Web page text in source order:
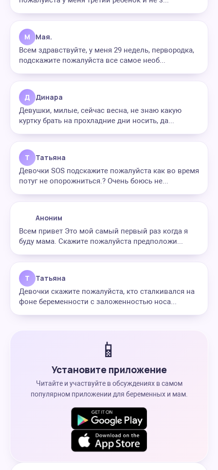
М Мая.
Всем здравствуйте, у меня 29 недель, первородка,
подскажите пожалуйста все самое необ...
Д Динара
Девушки, милые, сейчас весна, не знаю какую
куртку брать на прохладние дни носить, да...
Т Татьяна
Девочки SOS подскажите пожалуйста как во время
потуг не опорожниться.? Очень боюсь не...
Аноним
Всем привет Это мой самый первый раз когда я
буду мама. Скажите пожалуйста предположи...
Т Татьяна
Девочки скажите пожалуйста, кто сталкивался на
фоне беременности с заложенностью носа...
📱
Установите приложение
Читайте и участвуйте в обсуждениях в самом
популярном приложении для беременных и мам.